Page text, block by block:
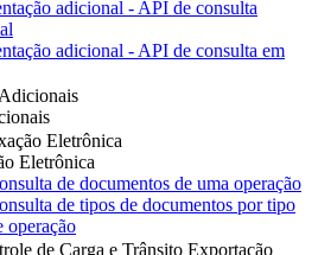
adicional - API de consulta
adicional - API de consulta em
Eletrônica
Eletrônica
de documentos de uma operação
de tipos de documentos por tipo
operação
de Carga e Trânsito Exportação